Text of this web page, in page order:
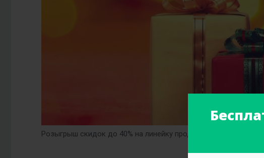
Розыгрыш скидок до 40% на линейку продукции ArtCraft